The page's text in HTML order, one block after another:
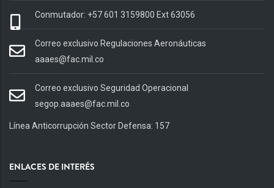
Conmutador: +57 601 3159800 Ext 63056
Correo exclusivo Regulaciones Aeronáuticas
aaaes@fac.mil.co
Correo exclusivo Seguridad Operacional
segop.aaaes@fac.mil.co
Línea Anticorrupción Sector Defensa: 157
ENLACES DE INTERÉS